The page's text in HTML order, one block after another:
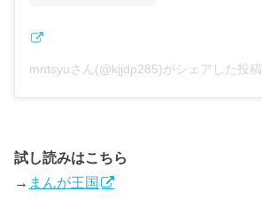
mntsyuさん(@kjjdp285)がシェアした投稿
試し読みはこちら
→ まんが王国